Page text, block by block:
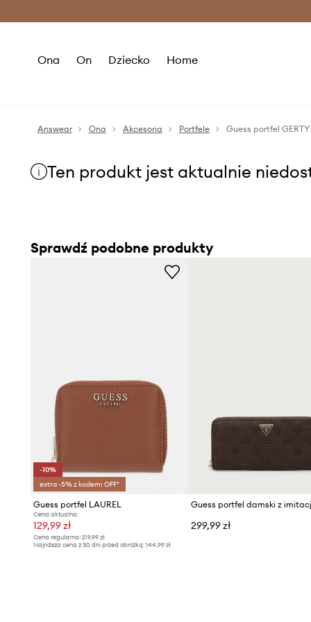
Ona On Dziecko Home
Answear Ona Akcesoria Portfele Guess portfel GERTY
Ten produkt jest aktualnie
Sprawdź podobne produkty
-10%
extra -5% z kodem: OFF*
Guess portfel LAUREL
Cena aktualna:
129,99 zł
Cena regularna: 219,99 zł
Najniższa cena z 30 dni przed obniżką: 144,99 zł
299,99 zł